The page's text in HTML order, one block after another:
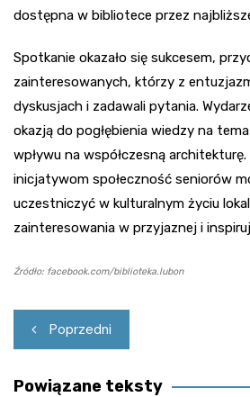
dostępna w bibliotece przez
Spotkanie okazało się sukcesem,
zainteresowanych, którzy z
dyskusjach i zadawali pytania.
okazją do pogłębienia wiedzy na
wpływu na współczesną
inicjatywom społeczność seniorów
uczestniczyć w kulturalnym życiu
zainteresowania w przyjaznej i
Źródło: facebook.com/biblioteka.lubon
Nawigacja
wpisu
Poprzedni
Powiązane teksty